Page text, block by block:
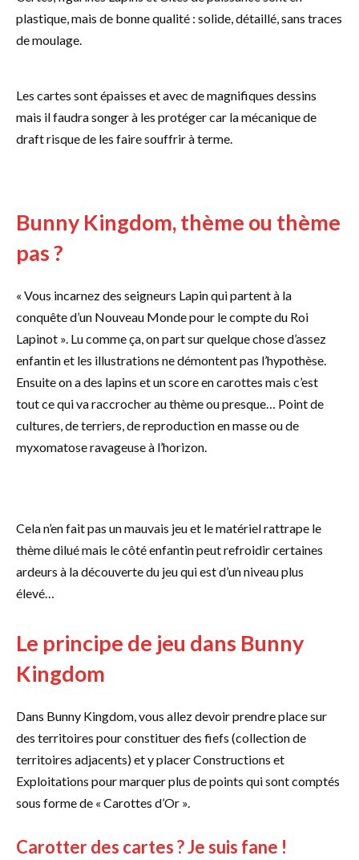
plastique, mais de bonne qualité : solide, détaillé, sans traces
de moulage.
Les cartes sont épaisses et avec de magnifiques dessins
mais il faudra songer à les protéger car la mécanique de
draft risque de les faire souffrir à terme.
Bunny Kingdom, thème ou thème
pas ?
« Vous incarnez des seigneurs Lapin qui partent à la
conquête d’un Nouveau Monde pour le compte du Roi
Lapinot ». Lu comme ça, on part sur quelque chose d’assez
enfantin et les illustrations ne démontent pas l’hypothèse.
Ensuite on a des lapins et un score en carottes mais c’est
tout ce qui va raccrocher au thème ou presque… Point de
cultures, de terriers, de reproduction en masse ou de
myxomatose ravageuse à l’horizon.
Cela n’en fait pas un mauvais jeu et le matériel rattrape le
thème dilué mais le côté enfantin peut refroidir certaines
ardeurs à la découverte du jeu qui est d’un niveau plus
élevé…
Le principe de jeu dans Bunny
Kingdom
Dans Bunny Kingdom, vous allez devoir prendre place sur
des territoires pour constituer des fiefs (collection de
territoires adjacents) et y placer Constructions et
Exploitations pour marquer plus de points qui sont comptés
sous forme de « Carottes d’Or ».
Carotter des cartes ? Je suis fane !